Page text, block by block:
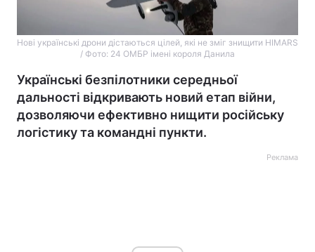
Нові українські дрони дістаються цілей, які не зміг знищити HIMARS
/ Фото: 24 ОМБР імені короля Данила
Українські безпілотники середньої
дальності відкривають новий етап війни,
дозволяючи ефективно нищити російську
логістику та командні пункти.
Реклама